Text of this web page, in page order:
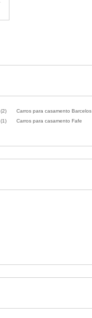
(2) Carros para casamento Barcelos
(1) Carros para casamento Fafe